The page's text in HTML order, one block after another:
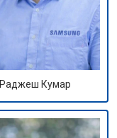
Раджеш Кумар